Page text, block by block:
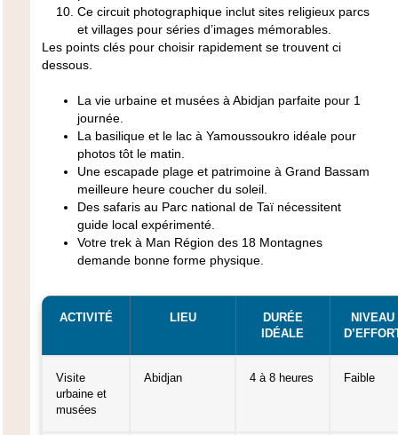
Ce circuit photographique inclut sites religieux parcs
et villages pour séries d’images mémorables.
Les points clés pour choisir rapidement se trouvent ci
dessous.
La vie urbaine et musées à Abidjan parfaite pour 1
journée.
La basilique et le lac à Yamoussoukro idéale pour
photos tôt le matin.
Une escapade plage et patrimoine à Grand Bassam
meilleure heure coucher du soleil.
Des safaris au Parc national de Taï nécessitent
guide local expérimenté.
Votre trek à Man Région des 18 Montagnes
demande bonne forme physique.
ACTIVITÉ LIEU
DURÉE
IDÉALE
NIVEAU
Visite
urbaine et
musées
Abidjan 4 à 8 heures Faible